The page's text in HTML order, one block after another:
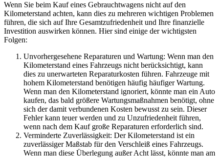
Wenn Sie beim Kauf eines Gebrauchtwagens nicht auf den
Kilometerstand achten, kann dies zu mehreren wichtigen Problemen
führen, die sich auf Ihre Gesamtzufriedenheit und Ihre finanzielle
Investition auswirken können. Hier sind einige der wichtigsten
Folgen:
Unvorhergesehene Reparaturen und Wartung: Wenn man den
Kilometerstand eines Fahrzeugs nicht berücksichtigt, kann
dies zu unerwarteten Reparaturkosten führen. Fahrzeuge mit
hohem Kilometerstand benötigen häufig häufiger Wartung.
Wenn man den Kilometerstand ignoriert, könnte man ein Auto
kaufen, das bald größere Wartungsmaßnahmen benötigt, ohne
sich der damit verbundenen Kosten bewusst zu sein. Dieser
Fehler kann teuer werden und zu Unzufriedenheit führen,
wenn nach dem Kauf große Reparaturen erforderlich sind.
Verminderte Zuverlässigkeit: Der Kilometerstand ist ein
zuverlässiger Maßstab für den Verschleiß eines Fahrzeugs.
Wenn man diese Überlegung außer Acht lässt, könnte man am